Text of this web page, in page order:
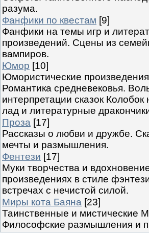
разума.
Фанфики по квестам [9]
Фанфики на темы игр и
произведений. Сцены из
вампиров.
Юмор [10]
Юмористические
Романтика средневековья.
интерпретации сказок
лад и литературные
Проза [17]
Рассказы о любви и дружбе.
мечты и размышления.
Фентези [17]
Муки творчества и
произведениях в стиле
встречах с нечистой силой.
Миры кота Баяна [23]
Таинственные и мистические
Философские размышления и